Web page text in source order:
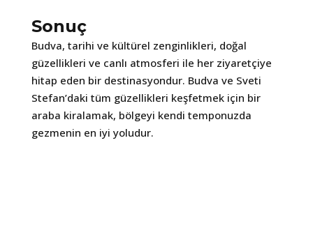
Sonuç
Budva, tarihi ve kültürel zenginlikleri, doğal
güzellikleri ve canlı atmosferi ile her ziyaretçiye
hitap eden bir destinasyondur. Budva ve Sveti
Stefan’daki tüm güzellikleri keşfetmek için bir
araba kiralamak, bölgeyi kendi temponuzda
gezmenin en iyi yoludur.